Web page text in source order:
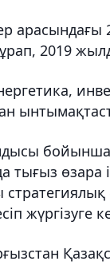
2019
бойынша
тығыз
жүргізуге